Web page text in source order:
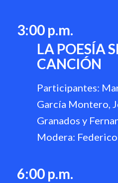
3:00 p.m.
LA POESÍA
CANCIÓN
Participantes:
García Montero,
Granados y
Modera:
6:00 p.m.